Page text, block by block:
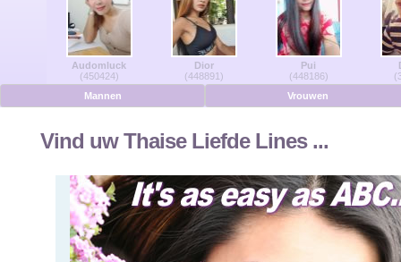
Vrouwen Online
Spaans
Audomluck
(450424)
Dior
(448891)
Pui
(448186)
Mannen
Vrouwen
Vind uw Thaise Liefde Lines ...